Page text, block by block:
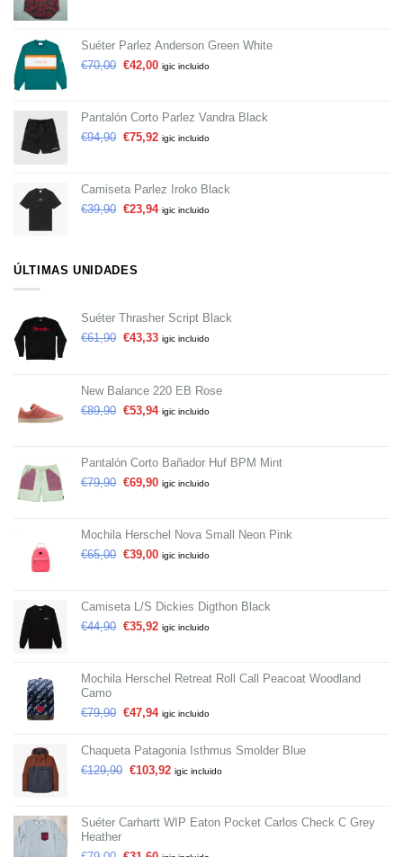
Suéter Parlez Anderson Green White
€70,00 €42,00 igic incluido
Pantalón Corto Parlez Vandra Black
€94,90 €75,92 igic incluido
Camiseta Parlez Iroko Black
€39,90 €23,94 igic incluido
ÚLTIMAS UNIDADES
Suéter Thrasher Script Black
€61,90 €43,33 igic incluido
New Balance 220 EB Rose
€89,90 €53,94 igic incluido
Pantalón Corto Bañador Huf BPM Mint
€79,90 €69,90 igic incluido
Mochila Herschel Nova Small Neon Pink
€65,00 €39,00 igic incluido
Camiseta L/S Dickies Digthon Black
€44,90 €35,92 igic incluido
Mochila Herschel Retreat Roll Call Peacoat Woodland
Camo
€79,90 €47,94 igic incluido
Chaqueta Patagonia Isthmus Smolder Blue
€129,90 €103,92 igic incluido
Suéter Carhartt WIP Eaton Pocket Carlos Check C Grey
Heather